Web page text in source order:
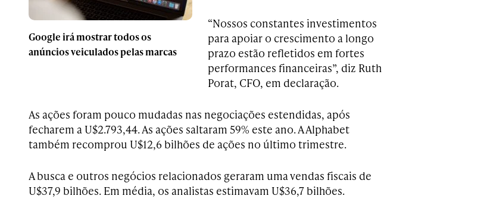
Google irá mostrar todos os
anúncios veiculados pelas marcas
“Nossos constantes investimentos
para apoiar o crescimento a longo
prazo estão refletidos em fortes
performances financeiras”, diz Ruth
Porat, CFO, em declaração.
As ações foram pouco mudadas nas negociações estendidas, após
fecharem a U$2.793,44. As ações saltaram 59% este ano. A Alphabet
também recomprou U$12,6 bilhões de ações no último trimestre.
A busca e outros negócios relacionados geraram uma vendas fiscais de
U$37,9 bilhões. Em média, os analistas estimavam U$36,7 bilhões.